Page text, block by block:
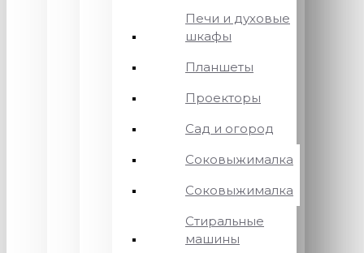
Печи и духовые
шкафы
Планшеты
Проекторы
Сад и огород
Соковыжималка
Соковыжималка
Стиральные
машины